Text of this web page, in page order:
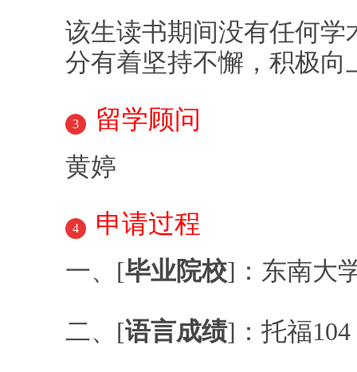
该生读书期间没有任何
分有着坚持不懈，积极向
3 留学顾问
黄婷
4 申请过程
一、[毕业院校]：东南大
二、[语言成绩]：托